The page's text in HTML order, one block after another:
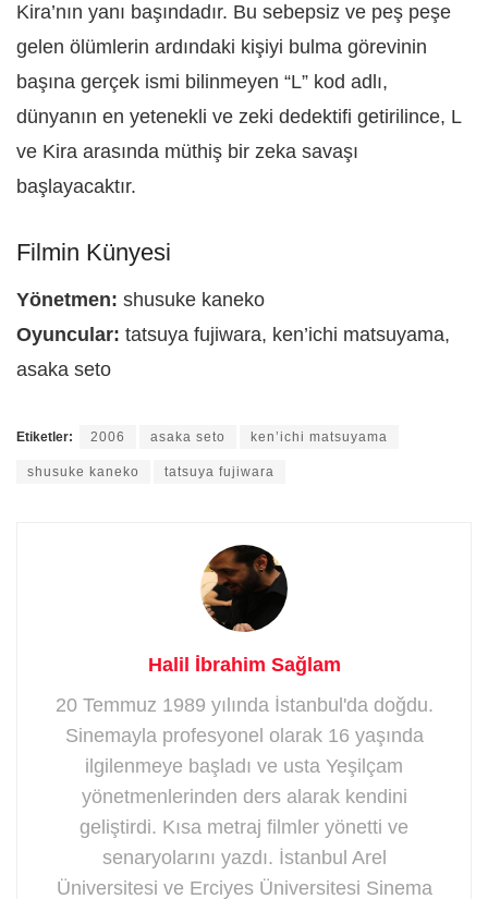
Kira’nın yanı başındadır. Bu sebepsiz ve peş peşe
gelen ölümlerin ardındaki kişiyi bulma görevinin
başına gerçek ismi bilinmeyen “L” kod adlı,
dünyanın en yetenekli ve zeki dedektifi getirilince, L
ve Kira arasında müthiş bir zeka savaşı
başlayacaktır.
Filmin Künyesi
Yönetmen: shusuke kaneko
Oyuncular: tatsuya fujiwara, ken’ichi matsuyama,
asaka seto
Etiketler: 2006 asaka seto ken’ichi matsuyama
shusuke kaneko tatsuya fujiwara
Halil İbrahim Sağlam
20 Temmuz 1989 yılında İstanbul'da doğdu.
Sinemayla profesyonel olarak 16 yaşında
ilgilenmeye başladı ve usta Yeşilçam
yönetmenlerinden ders alarak kendini
geliştirdi. Kısa metraj filmler yönetti ve
senaryolarını yazdı. İstanbul Arel
Üniversitesi ve Erciyes Üniversitesi Sinema